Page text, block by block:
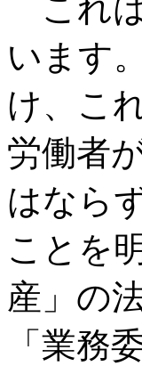
これ
います
け、こ
労働者
はなら
ことを
産」の
「業務